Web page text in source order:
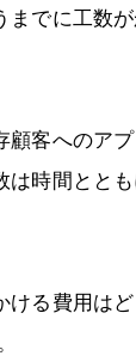
でに工数
客へのア
時間とと
ける費用は